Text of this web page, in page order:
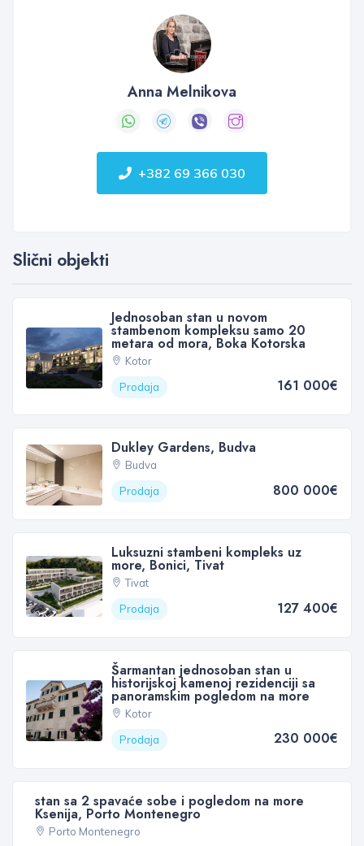
Anna Melnikova
+382 69 366 030
Slični objekti
Jednosoban stan u novom
stambenom kompleksu samo 20
metara od mora, Boka Kotorska
Kotor
Prodaja
161 000€
Dukley Gardens, Budva
Budva
Prodaja
800 000€
Luksuzni stambeni kompleks uz
more, Bonici, Tivat
Tivat
Prodaja
127 400€
Šarmantan jednosoban stan u
historijskoj kamenoj rezidenciji sa
panoramskim pogledom na more
Kotor
Prodaja
230 000€
stan sa 2 spavaće sobe i pogledom na more
Ksenija, Porto Montenegro
Porto Montenegro